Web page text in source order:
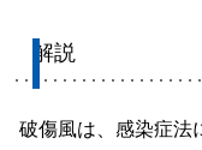
解説
破傷風は、感染症法